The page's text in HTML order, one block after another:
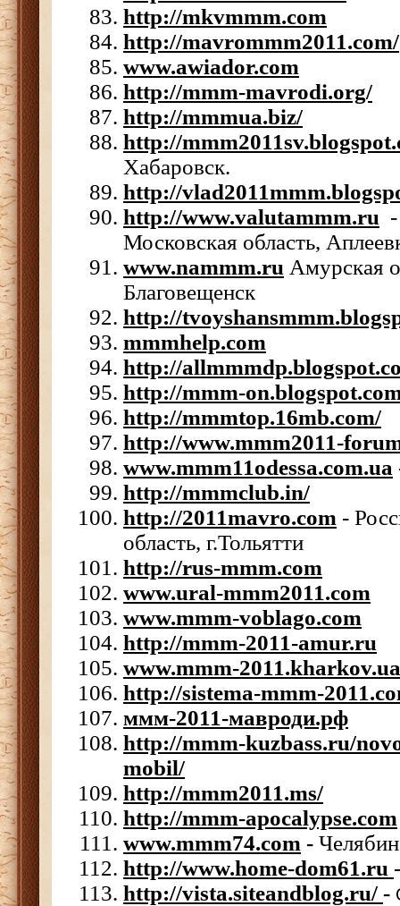
http://mkvmmm.com
http://mavrommm2011.com/
www.awiador.com
http://mmm-mavrodi.org/
http://mmmua.biz/
http://
Хабаровск.
http://
http://www.valutammm.ru
Московская область,
www.nammm.ru Амурская
Благовещенск
http://
mmmhelp.com
http://
http://mmm-
http://mmmtop.16mb.com/
http://www.mmm2011-
www.mmm11odessa.com.ua
http://mmmclub.in/
http://2011mavro.com -
область, г.Тольятти
http://rus-mmm.com
www.ural-mmm2011.com
www.mmm-voblago.com
http://mmm-2011-amur.ru
www.mmm-2011.kharkov.ua
http://sistema-mmm-
ммм-2011-мавроди.рф
http://mmm-kuzbass.ru/
mobil/
http://mmm2011.ms/
http://mmm-apocalypse.com
www.mmm74.com -
http://www.home-dom61.ru
http://vista.siteandblog.ru/ -